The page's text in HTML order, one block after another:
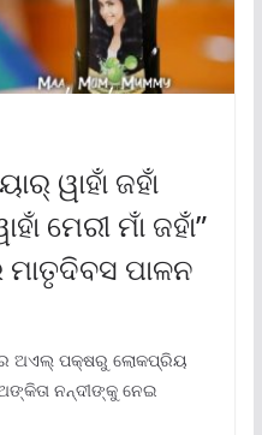
ୱାହାଁ ଜହାଁ
ମେରୀ ମାଁ ଜହାଁ”
ପାଳନ
ଅଏଲ୍ ପକ୍ଷରୁ ଲୋକପ୍ରିୟ
ନନ୍ଦୀଙ୍କୁ ନେଇ